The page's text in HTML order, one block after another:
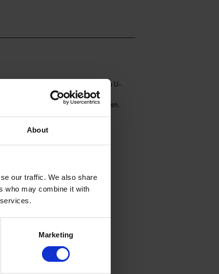
About
our traffic. We also share
who may combine it with
Marketing
ein Signature-Accessoire: ein U-
Stilelement und schmeichelt in
die die weibliche Silhouette betonen.
28% Elastan.